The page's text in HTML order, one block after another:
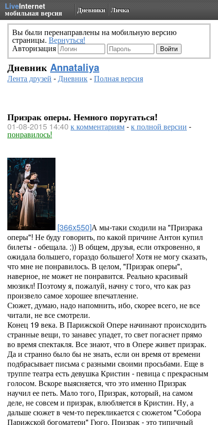
LiveInternet
мобильная версия Дневники Личка
Вы были перенаправлены на мобильную версию
страницы. Вернуться!
Авторизация
Дневник Annataliya
Лента друзей -Дневник-Полная версия
Призрак оперы. Немного поругаться!
01-08-2015 14:40 к комментариям-к полной версии -
понравилось!
[366x550]А мы-таки сходили на "Призрака
оперы"! Не буду говорить, по какой причине Антон купил
билеты - обещала. :)) В общем, друзья, если откровенно, я
ожидала большего, гораздо большего! Хотя не могу сказать,
что мне не понравилось. В целом, "Призрак оперы",
наверное, не может не понравится. Реально красивый
мюзикл! Поэтому я, пожалуй, начну с того, что как раз
произвело самое хорошее впечатление.
Сюжет, думаю, надо напомнить, ибо, скорее всего, не все
читали, не все смотрели.
Конец 19 века. В Парижской Опере начинают происходить
странные вещи, то занавес упадет, то свет погаснет прямо
во время спектакля. Все знают, что в Опере живет призрак.
Да и странно было бы не знать, если он время от времени
подбрасывает письма с разными своими просьбами. Еще в
труппе театра есть девушка Кристин - певица с прекрасным
голосом. Вскоре выясняется, что это именно Призрак
научил ее петь. Мало того, Призрак, который, на самом
деле, не совсем и призрак, влюбляется в Кристин. Ну, а
дальше сюжет в чем-то перекликается с сюжетом "Собора
Парижской богоматери" Гюго. Призрак - это типичный